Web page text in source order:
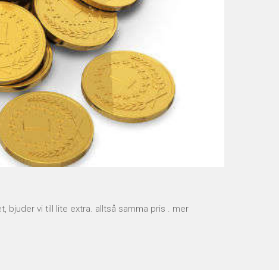
bjuder vi till lite extra. alltså samma pris . mer